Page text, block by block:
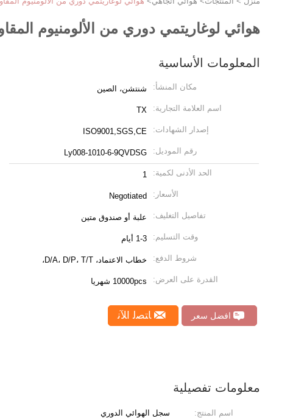
هوائي لوغاريتمي دوري من الألومنيوم المقاوم للماء 100 واط نطاق عريض 100-
المعلومات الأساسية
مكان المنشأ: شنتشن، الصين
اسم العلامة التجارية: TX
إصدار الشهادات: ISO9001,SGS,CE
رقم الموديل: Ly008-1010-6-9QVDSG
الحد الأدنى لكمية: 1
الأسعار: Negotiated
تفاصيل التغليف: علبة أو صندوق متين
وقت التسليم: 1-3 أيام
شروط الدفع: خطاب الاعتماد، D/A، D/P، T/T،
القدرة على العرض: 10000pcs شهريا
افضل سعر ﺎﺘﺼﻟ ﺍﻶﻧ
معلومات تفصيلية
اسم المنتج: سجل الهوائي الدوري